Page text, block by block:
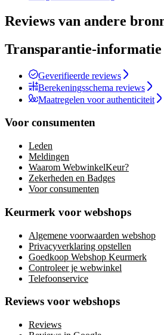
Reviews van andere
Transparantie-informatie
Geverifieerde reviews
Berekeningsschema reviews
Maatregelen voor authenticiteit
Voor consumenten
Leden
Meldingen
Waarom WebwinkelKeur?
Zekerheden en Badges
Voor consumenten
Keurmerk voor webshops
Algemene voorwaarden webshop
Privacyverklaring opstellen
Goedkoop Webshop Keurmerk
Controleer je webwinkel
Telefoonservice
Reviews voor webshops
Reviews